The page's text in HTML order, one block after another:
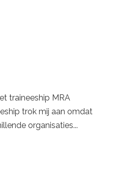
traineeship MRA
trok mij aan omdat
organisaties...